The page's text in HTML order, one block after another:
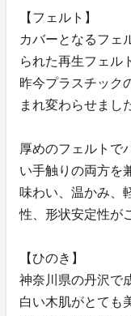
【フェルト】
カバーとなるフェ
られた再生フェル
昨今プラスチック
まれ変わらせまし
厚めのフェルトで
い手触りの両方を
味わい、温かみ、
性、形状安定性が
【ひのき】
神奈川県の丹沢で
白い木肌がとても